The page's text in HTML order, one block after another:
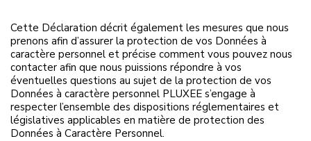
Cette Déclaration décrit également les mesures que nous
prenons afin d’assurer la protection de vos Données à
caractère personnel et précise comment vous pouvez nous
contacter afin que nous puissions répondre à vos
éventuelles questions au sujet de la protection de vos
Données à caractère personnel PLUXEE s’engage à
respecter l’ensemble des dispositions réglementaires et
législatives applicables en matière de protection des
Données à Caractère Personnel.